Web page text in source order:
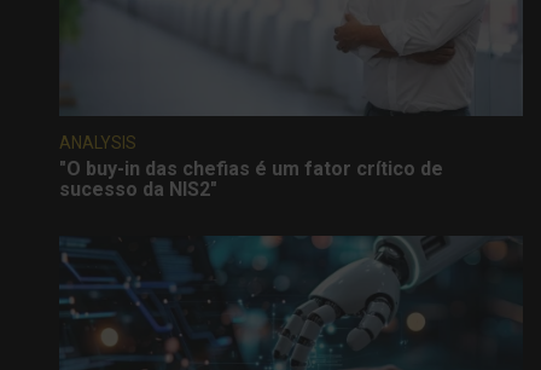
ANALYSIS
"O buy-in das chefias é um fator crítico de
sucesso da NIS2"